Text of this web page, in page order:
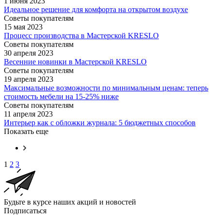
Идеальное решение для комфорта на открытом воздухе
Советы покупателям
15 мая 2023
Процесс производства в Мастерской KRESLO
Советы покупателям
30 апреля 2023
Весенние новинки в Мастерской KRESLO
Советы покупателям
19 апреля 2023
Максимальные возможности по минимальным ценам: теперь
стоимость мебели на 15-25% ниже
Советы покупателям
11 апреля 2023
Интерьер как с обложки журнала: 5 бюджетных способов
Показать еще
1 2 3
Будьте в курсе наших акций и новостей
Подписаться